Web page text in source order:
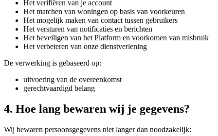
Het verifiëren van je account
Het matchen van woningen op basis van voorkeuren
Het mogelijk maken van contact tussen gebruikers
Het versturen van notificaties en berichten
Het beveiligen van het Platform en voorkomen van misbruik
Het verbeteren van onze dienstverlening
De verwerking is gebaseerd op:
uitvoering van de overeenkomst
gerechtvaardigd belang
4. Hoe lang bewaren wij je gegevens?
Wij bewaren persoonsgegevens niet langer dan noodzakelijk: